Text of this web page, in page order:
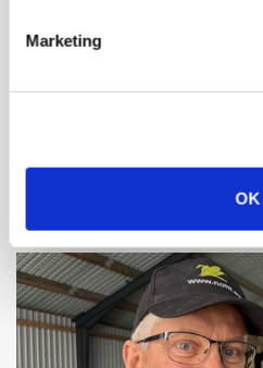
Marketing
OK
Loading...